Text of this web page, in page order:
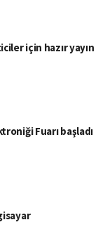
için hazır yayın
Fuarı başladı